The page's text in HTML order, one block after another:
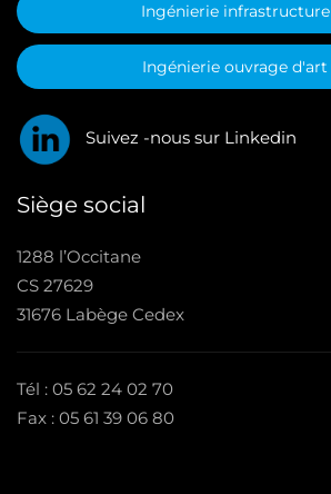
Ingénierie infrastructure
Ingénierie ouvrage d'art
Suivez -nous sur Linkedin
Siège social
1288 l’Occitane
CS 27629
31676 Labège Cedex
Tél : 05 62 24 02 70
Fax : 05 61 39 06 80